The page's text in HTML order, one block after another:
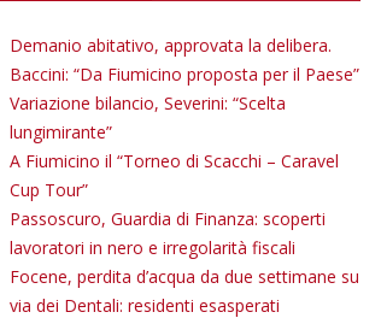
Demanio abitativo, approvata la delibera.
Baccini: “Da Fiumicino proposta per il Paese”
Variazione bilancio, Severini: “Scelta
lungimirante”
A Fiumicino il “Torneo di Scacchi – Caravel
Cup Tour”
Passoscuro, Guardia di Finanza: scoperti
lavoratori in nero e irregolarità fiscali
Focene, perdita d’acqua da due settimane su
via dei Dentali: residenti esasperati